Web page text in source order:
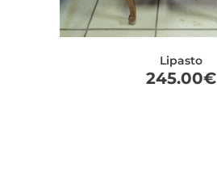
Lipasto
245.00€